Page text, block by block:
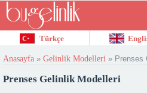
Türkçe
Anasayfa » Gelinlik Modelleri » Prenses
Prenses Gelinlik Modelleri